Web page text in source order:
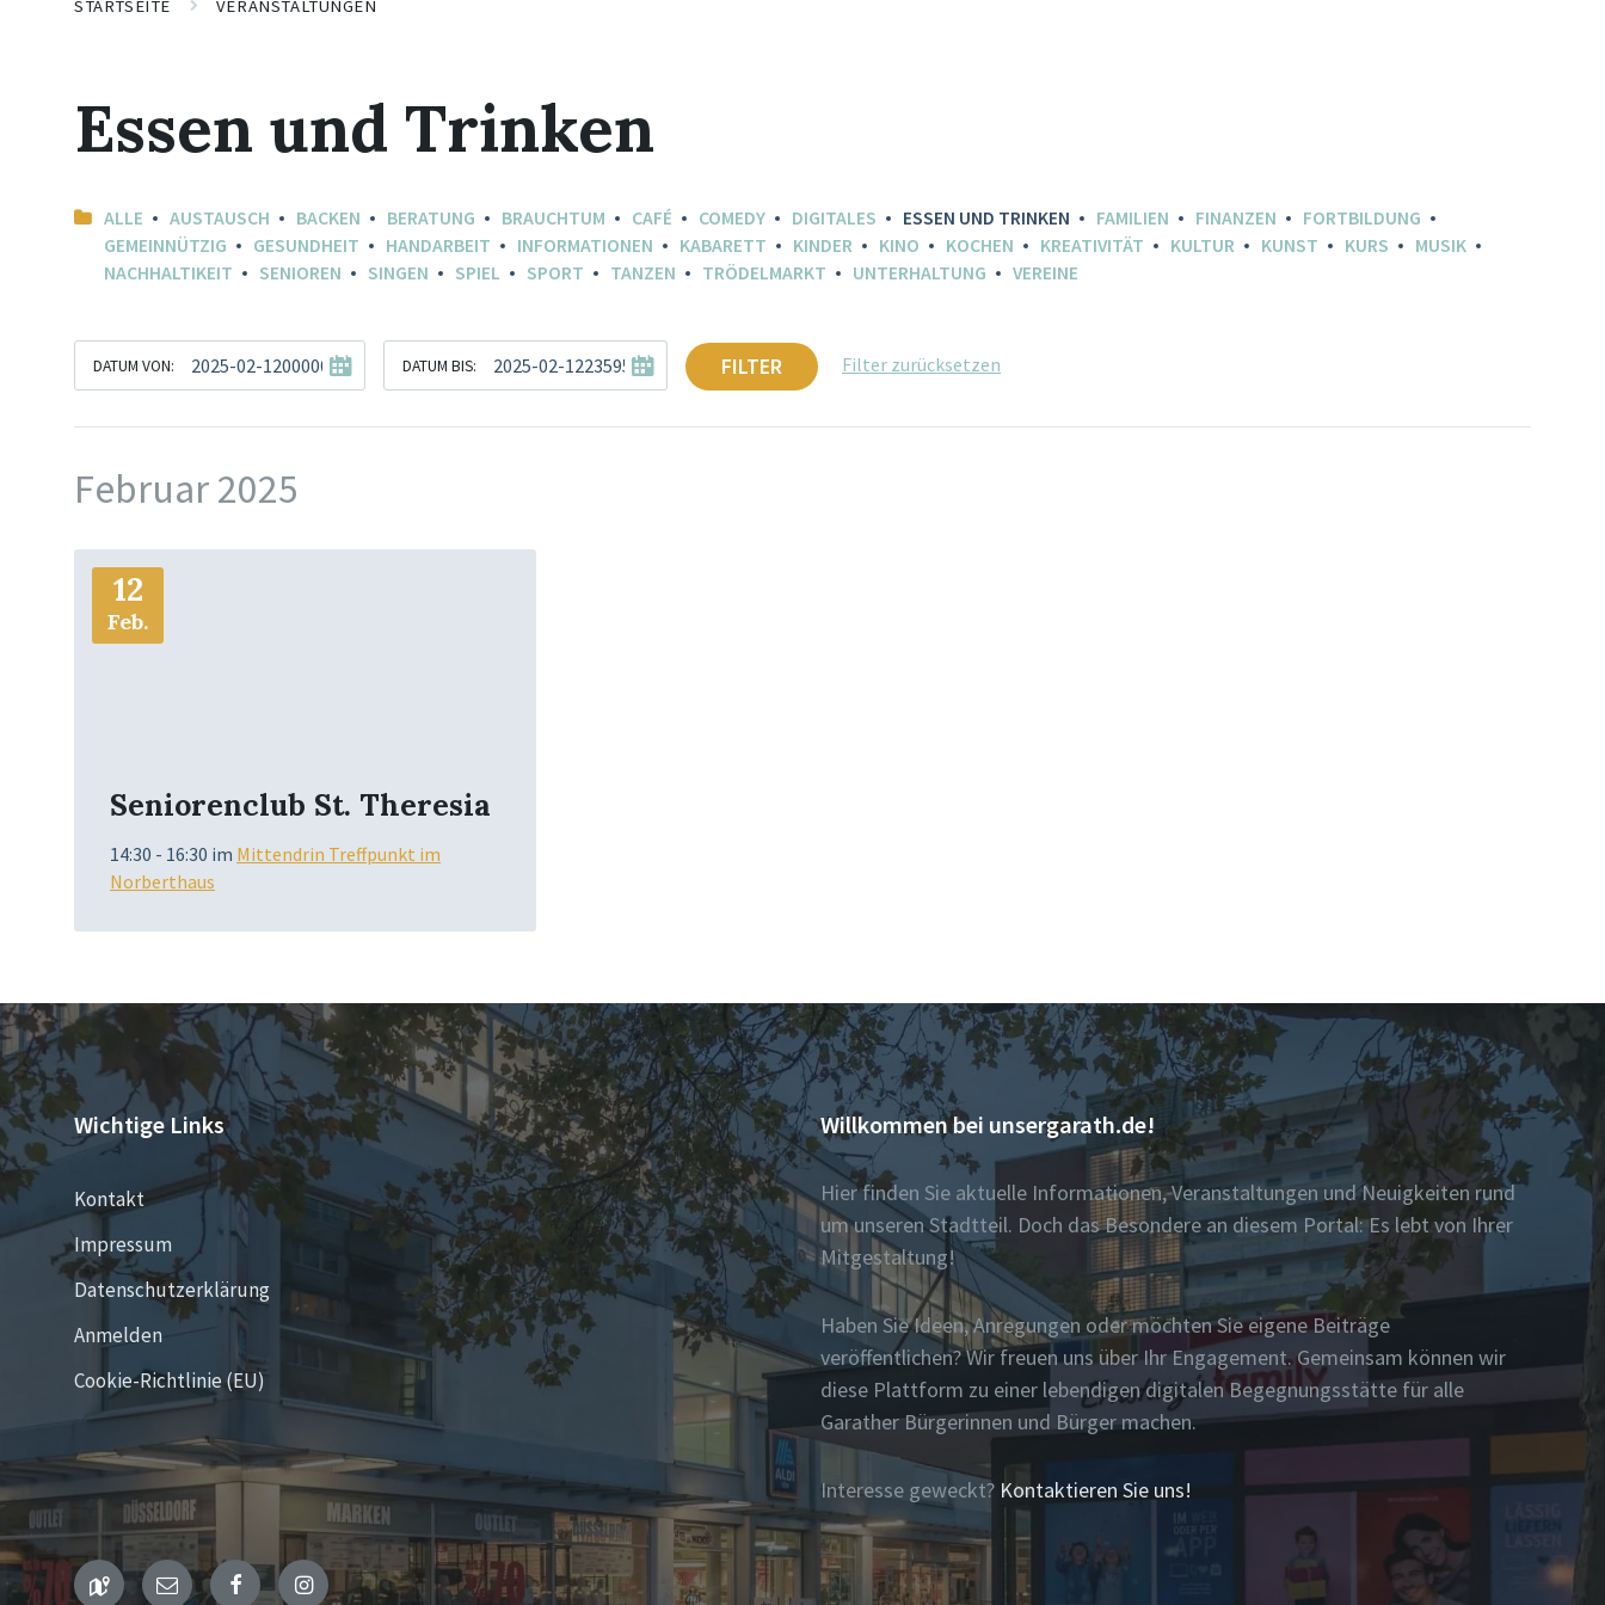
STARTSEITE VERANSTALTUNGEN
Essen und Trinken
ALLE AUSTAUSCH BACKEN BERATUNG BRAUCHTUM CAFÉ COMEDY DIGITALES ESSEN UND TRINKEN FAMILIEN FINANZEN
FORTBILDUNG
GEMEINNÜTZIG
GESUNDHEIT HANDARBEIT INFORMATIONEN KABARETT KINDER KINO KOCHEN KREATIVITÄT KULTUR KUNST KURS
MUSIK
NACHHALTIKEIT
SENIOREN SINGEN SPIEL SPORT TANZEN TRÖDELMARKT UNTERHALTUNG VEREINE
DATUM VON: DATUM BIS: FILTER Filter zurücksetzen
Februar 2025
12
Feb.
Seniorenclub St. Theresia
14:30 - 16:30 im Mittendrin Treffpunkt im
Norberthaus
Mehr
Wichtige Links
Kontakt
Impressum
Datenschutzerklärung
Anmelden
Cookie-Richtlinie (EU)
Willkommen bei unsergarath.de!
Hier finden Sie aktuelle Informationen, Veranstaltungen und Neuigkeiten rund
um unseren Stadtteil. Doch das Besondere an diesem Portal: Es lebt von Ihrer
Mitgestaltung!
Haben Sie Ideen, Anregungen oder möchten Sie eigene Beiträge
veröffentlichen? Wir freuen uns über Ihr Engagement. Gemeinsam können wir
diese Plattform zu einer lebendigen digitalen Begegnungsstätte für alle
Garather Bürgerinnen und Bürger machen.
Interesse geweckt? Kontaktieren Sie uns!
Maps Email FacebookInstagram